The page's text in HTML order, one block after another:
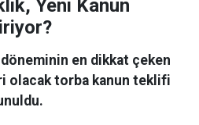
Yeni Kanun
en dikkat çeken
olacak torba kanun teklifi